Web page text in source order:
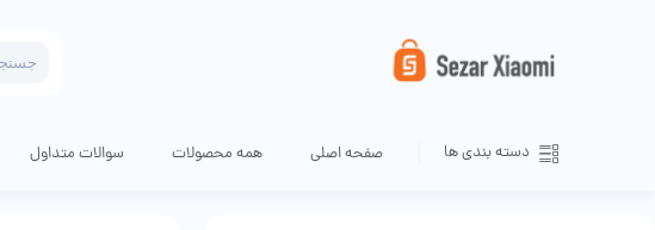
search
دسته بندی ها صفحه اصلی همه محصولات سوالات متداول